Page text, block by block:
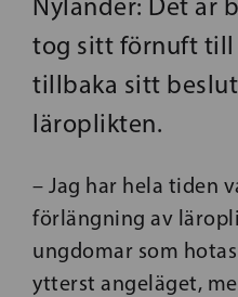
tog sitt förnuft till
tillbaka sitt
läroplikten.
– Jag har hela tiden
förlängning av
ungdomar som
ytterst angeläget,